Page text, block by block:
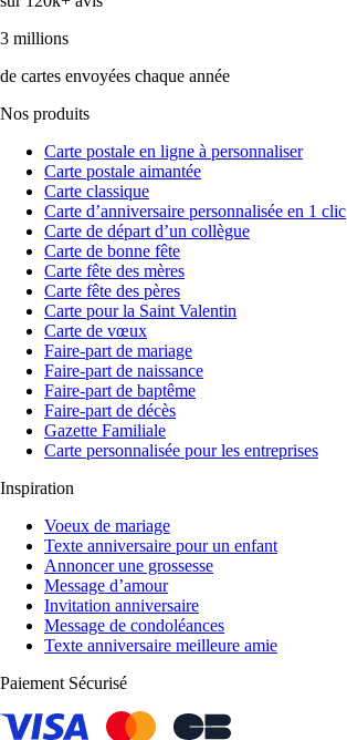
3 millions
de cartes envoyées chaque année
Nos produits
Carte postale en ligne à personnaliser
Carte postale aimantée
Carte classique
Carte d’anniversaire personnalisée en 1 clic
Carte de départ d’un collègue
Carte de bonne fête
Carte fête des mères
Carte fête des pères
Carte pour la Saint Valentin
Carte de vœux
Faire-part de mariage
Faire-part de naissance
Faire-part de baptême
Faire-part de décès
Gazette Familiale
Carte personnalisée pour les entreprises
Inspiration
Voeux de mariage
Texte anniversaire pour un enfant
Annoncer une grossesse
Message d’amour
Invitation anniversaire
Message de condoléances
Texte anniversaire meilleure amie
Paiement Sécurisé